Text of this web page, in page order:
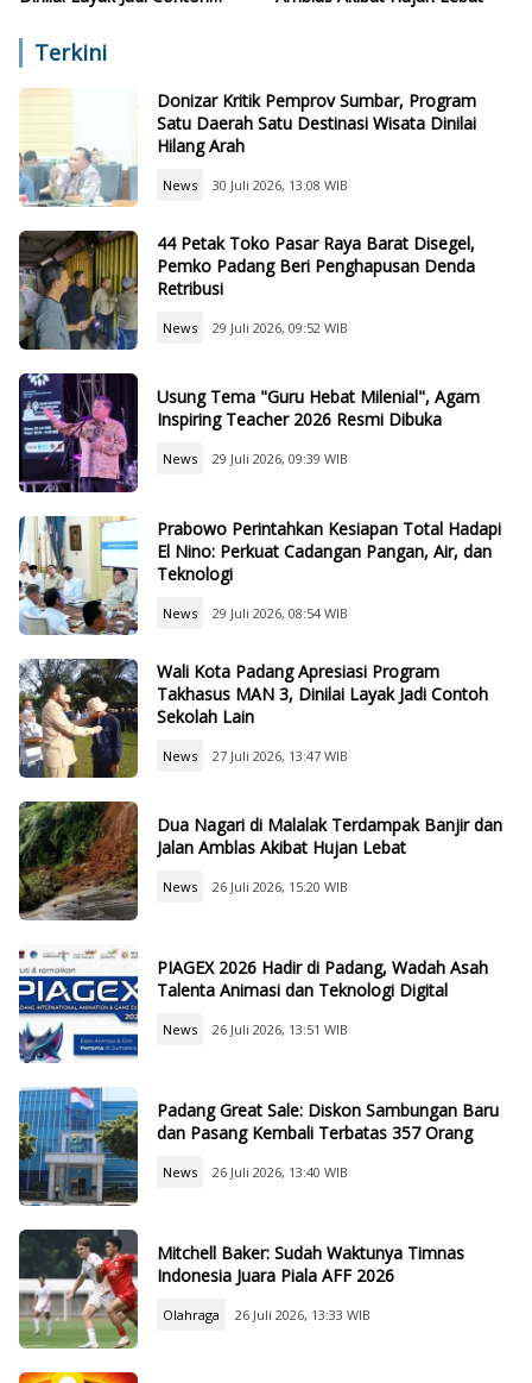
Terkini
Donizar Kritik Pemprov Sumbar, Program
Satu Daerah Satu Destinasi Wisata Dinilai
Hilang Arah
News 30 Juli 2026, 13:08 WIB
44 Petak Toko Pasar Raya Barat Disegel,
Pemko Padang Beri Penghapusan Denda
Retribusi
News 29 Juli 2026, 09:52 WIB
Usung Tema "Guru Hebat Milenial", Agam
Inspiring Teacher 2026 Resmi Dibuka
News 29 Juli 2026, 09:39 WIB
Prabowo Perintahkan Kesiapan Total Hadapi
El Nino: Perkuat Cadangan Pangan, Air, dan
Teknologi
News 29 Juli 2026, 08:54 WIB
Wali Kota Padang Apresiasi Program
Takhasus MAN 3, Dinilai Layak Jadi Contoh
Sekolah Lain
News 27 Juli 2026, 13:47 WIB
Dua Nagari di Malalak Terdampak Banjir dan
Jalan Amblas Akibat Hujan Lebat
News 26 Juli 2026, 15:20 WIB
PIAGEX 2026 Hadir di Padang, Wadah Asah
Talenta Animasi dan Teknologi Digital
News 26 Juli 2026, 13:51 WIB
Padang Great Sale: Diskon Sambungan Baru
dan Pasang Kembali Terbatas 357 Orang
News 26 Juli 2026, 13:40 WIB
Mitchell Baker: Sudah Waktunya Timnas
Indonesia Juara Piala AFF 2026
Olahraga 26 Juli 2026, 13:33 WIB